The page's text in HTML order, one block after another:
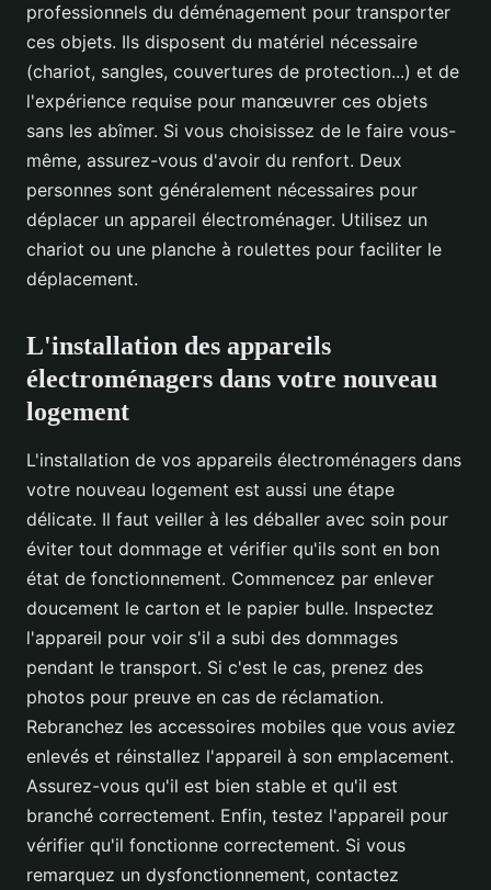
professionnels du déménagement pour transporter
ces objets. Ils disposent du matériel nécessaire
(chariot, sangles, couvertures de protection...) et de
l'expérience requise pour manœuvrer ces objets
sans les abîmer. Si vous choisissez de le faire vous-
même, assurez-vous d'avoir du renfort. Deux
personnes sont généralement nécessaires pour
déplacer un appareil électroménager. Utilisez un
chariot ou une planche à roulettes pour faciliter le
déplacement.
L'installation des appareils
électroménagers dans votre nouveau
logement
L'installation de vos appareils électroménagers dans
votre nouveau logement est aussi une étape
délicate. Il faut veiller à les déballer avec soin pour
éviter tout dommage et vérifier qu'ils sont en bon
état de fonctionnement. Commencez par enlever
doucement le carton et le papier bulle. Inspectez
l'appareil pour voir s'il a subi des dommages
pendant le transport. Si c'est le cas, prenez des
photos pour preuve en cas de réclamation.
Rebranchez les accessoires mobiles que vous aviez
enlevés et réinstallez l'appareil à son emplacement.
Assurez-vous qu'il est bien stable et qu'il est
branché correctement. Enfin, testez l'appareil pour
vérifier qu'il fonctionne correctement. Si vous
remarquez un dysfonctionnement, contactez